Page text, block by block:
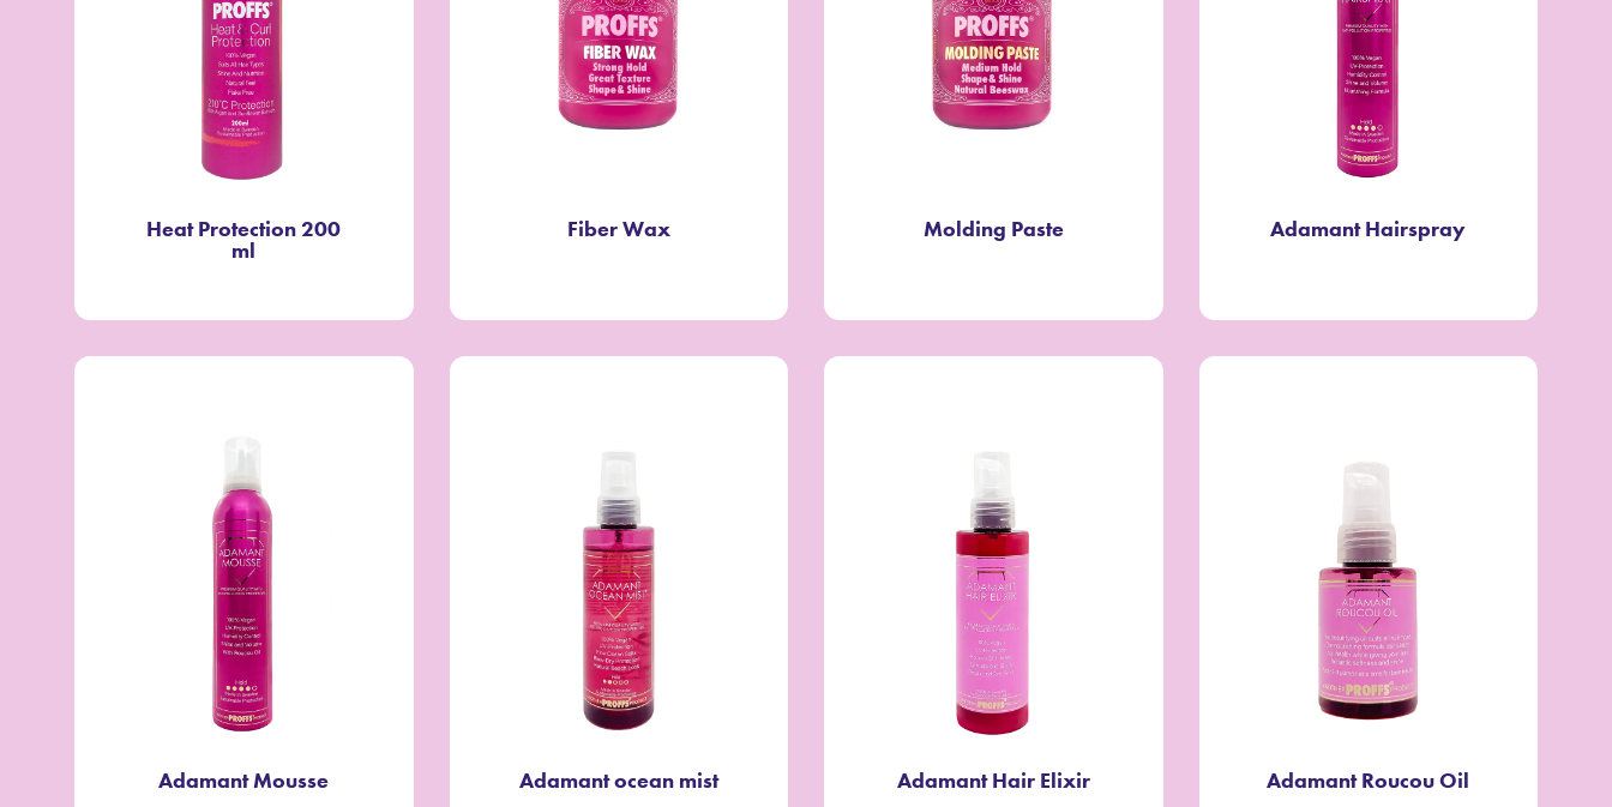
Heat Protection 200
ml
Fiber Wax Molding Paste Adamant Hairspray
Adamant Mousse Adamant ocean mist Adamant Hair Elixir Adamant Roucou Oil